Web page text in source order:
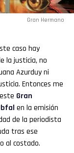
Gran Hermano
caso hay
la justicia, no
Azurduy ni
Entonces me
Gran
en la emisión
de la periodista
tras ese
al costado.